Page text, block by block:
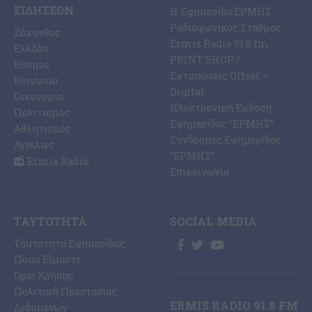
ΕΙΔΉΣΕΩΝ
Ζάκυνθος
Ελλάδα
Κόσμος
Κοινωνία
Οικονομία
Πολιτισμός
Αθλητισμός
Αγγελίες
Ermis Radio
Η Εφημερίδα ΕΡΜΗΣ
Ραδιοφωνικός Σταθμός
Ermis Radio 91.8 fm
PRINT SHOP /
Εκτυπώσεις Offset –
Digital
Ηλεκτρονική Έκδοση
Εφημερίδας “ΕΡΜΗΣ”
Συνδρομές Εφημερίδας
“ΕΡΜΗΣ”
Επικοινωνία
ΤΑΥΤΌΤΗΤΑ
Ταυτότητα Εφημερίδας
Ποιοι Είμαστε
Όροι Χρήσης
Πολιτική Προστασίας
Δεδομένων
SOCIAL MEDIA
ERMIS RADIO 91.8 FM